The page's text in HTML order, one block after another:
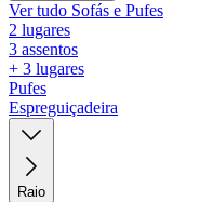
Ver tudo Sofás e Pufes
2 lugares
3 assentos
+ 3 lugares
Pufes
Espreguiçadeira
Raio